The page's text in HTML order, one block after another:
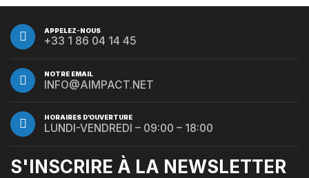
APPELEZ-NOUS
+33 1 86 04 14 45
NOTRE EMAIL
INFO@AIMPACT.NET
HORAIRES D’OUVERTURE
LUNDI-VENDREDI – 09:00 – 18:00
S'INSCRIRE À LA NEWSLETTER